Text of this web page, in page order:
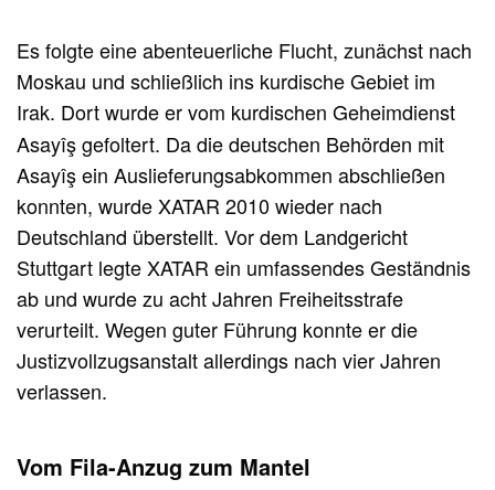
Es folgte eine abenteuerliche Flucht, zunächst nach
Moskau und schließlich ins kurdische Gebiet im
Irak. Dort wurde er vom kurdischen Geheimdienst
Asayîş gefoltert. Da die deutschen Behörden mit
Asayîş ein Auslieferungsabkommen abschließen
konnten, wurde XATAR 2010 wieder nach
Deutschland überstellt. Vor dem Landgericht
Stuttgart legte XATAR ein umfassendes Geständnis
ab und wurde zu acht Jahren Freiheitsstrafe
verurteilt. Wegen guter Führung konnte er die
Justizvollzugsanstalt allerdings nach vier Jahren
verlassen.
Vom Fila-Anzug zum Mantel